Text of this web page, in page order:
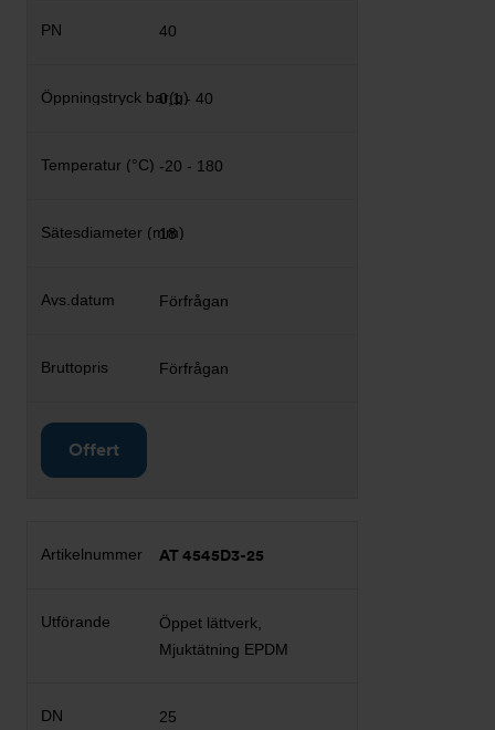
40
0,1 - 40
-20 - 180
18
Förfrågan
Förfrågan
Offert
AT 4545D3-25
Öppet lättverk,
Mjuktätning EPDM
25